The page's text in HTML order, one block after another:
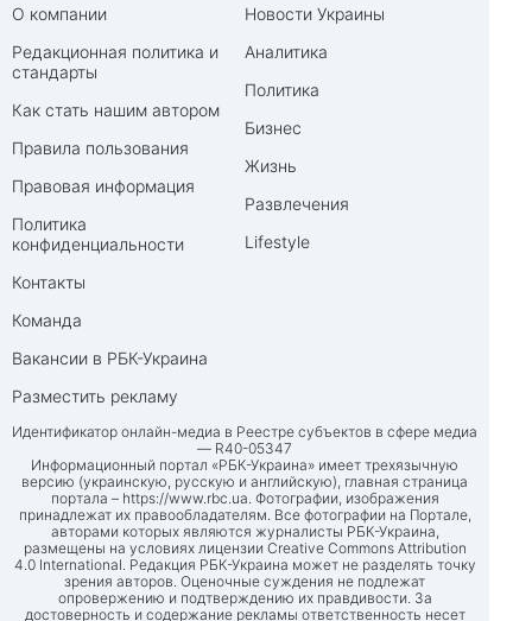
О компании
Редакционная политика и
стандарты
Как стать нашим автором
Правила пользования
Правовая информация
Политика
конфиденциальности
Контакты
Команда
Вакансии в РБК-Украина
Разместить рекламу
Новости Украины
Аналитика
Политика
Бизнес
Жизнь
Развлечения
Lifestyle
Идентификатор онлайн-медиа в Реестре субъектов в сфере медиа
— R40-05347
Информационный портал «РБК-Украина» имеет трехязычную
версию (украинскую, русскую и английскую), главная страница
портала – https://www.rbc.ua. Фотографии, изображения
принадлежат их правообладателям. Все фотографии на Портале,
авторами которых являются журналисты РБК-Украина,
размещены на условиях лицензии Creative Commons Attribution
4.0 International. Редакция РБК-Украина может не разделять точку
зрения авторов. Оценочные суждения не подлежат
опровержению и подтверждению их правдивости. За
достоверность и содержание рекламы ответственность несет